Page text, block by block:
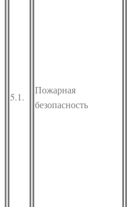
5.1.
Пожарная
безопасность